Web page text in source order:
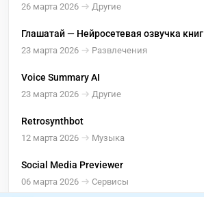
26 марта 2026 Другие
Глашатай — Нейросетевая озвучка книг
23 марта 2026 Развлечения
Voice Summary AI
23 марта 2026 Другие
Retrosynthbot
12 марта 2026 Музыка
Social Media Previewer
06 марта 2026 Сервисы